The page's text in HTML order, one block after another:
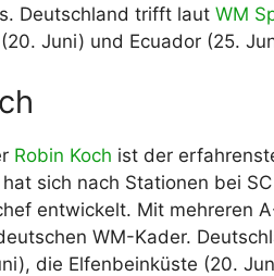
Deutschland trifft laut WM
Juni) und Ecuador (25.
Robin Koch ist der
sich nach Stationen bei
entwickelt. Mit mehreren
WM-Kader.
die Elfenbeinküste (20.